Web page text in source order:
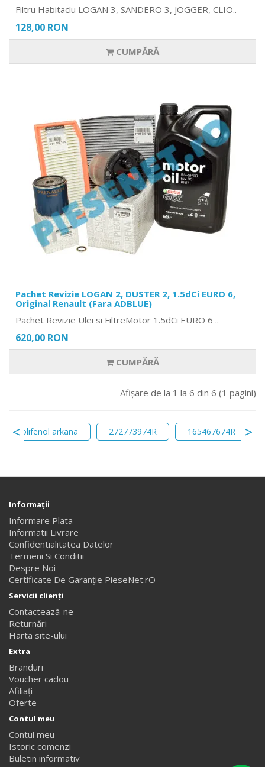
Filtru Habitaclu LOGAN 3, SANDERO 3, JOGGER, CLIO..
128,00 RON
CUMPĂRĂ
Pachet Revizie LOGAN 2, DUSTER 2, 1.5dCi EURO 6,
Original Renault (Fara ADBLUE)
Pachet Revizie Ulei si FiltreMotor 1.5dCi EURO 6 ..
620,00 RON
CUMPĂRĂ
Afişare de la 1 la 6 din 6 (1 pagini)
cu polifenol arkana 272773974R 165467674R
Informaţii
Informare Plata
Informatii Livrare
Confidentialitatea Datelor
Termeni Si Conditii
Despre Noi
Certificate De Garanție PieseNet.rO
Servicii clienţi
Contactează-ne
Returnări
Harta site-ului
Extra
Branduri
Voucher cadou
Afiliaţi
Oferte
Contul meu
Contul meu
Istoric comenzi
Buletin informativ